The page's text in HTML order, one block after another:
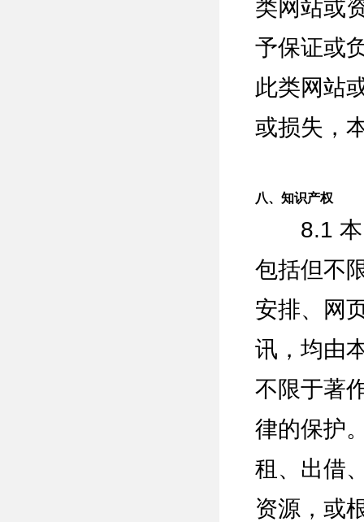
类网站或
予保证或
此类网站
或损失，
八、知识产权
8.1 本网
包括但不
安排、网
讯，均由
不限于著
律的保护
租、出借
资源，或